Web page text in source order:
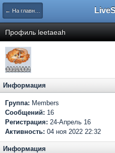
← На главную
Профиль leetaeah
Информация
Группа: Members
Сообщений: 16
Регистрация: 24-Апрель 16
Активность: 04 ноя 2022 22:32
Информация